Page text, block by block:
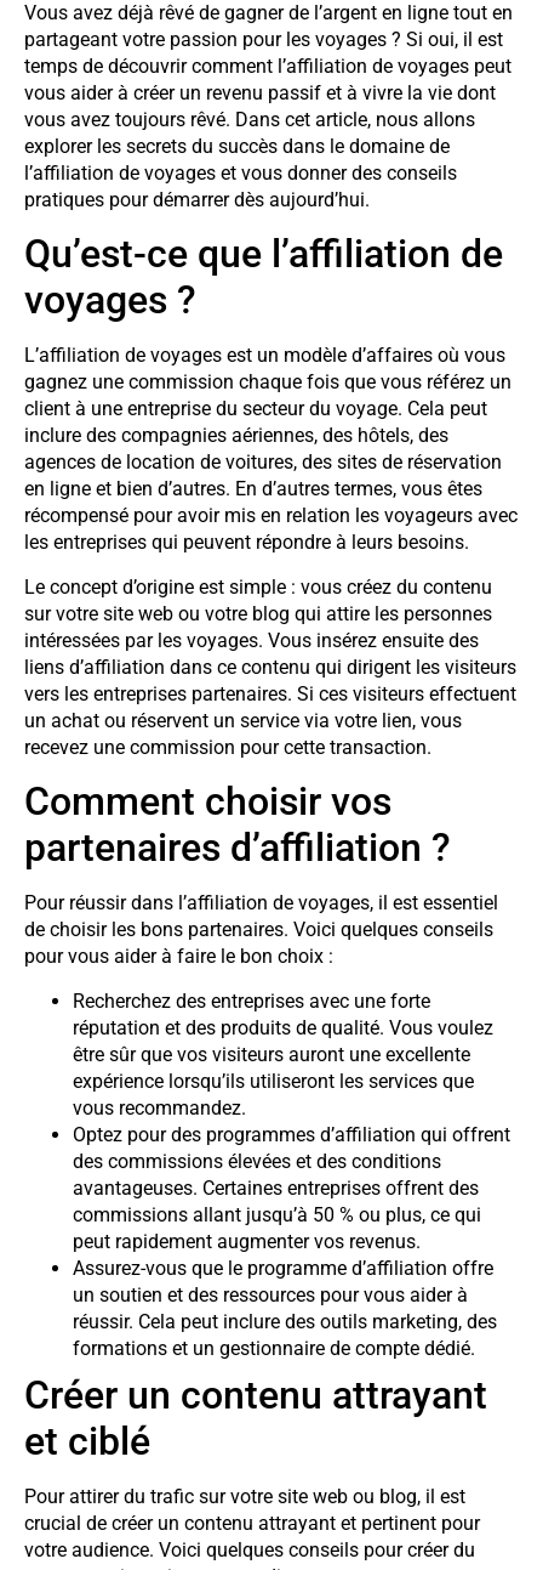
Vous avez déjà rêvé de gagner de l’argent en ligne tout en
partageant votre passion pour les voyages ? Si oui, il est
temps de découvrir comment l’affiliation de voyages peut
vous aider à créer un revenu passif et à vivre la vie dont
vous avez toujours rêvé. Dans cet article, nous allons
explorer les secrets du succès dans le domaine de
l’affiliation de voyages et vous donner des conseils
pratiques pour démarrer dès aujourd’hui.
Qu’est-ce que l’affiliation de
voyages ?
L’affiliation de voyages est un modèle d’affaires où vous
gagnez une commission chaque fois que vous référez un
client à une entreprise du secteur du voyage. Cela peut
inclure des compagnies aériennes, des hôtels, des
agences de location de voitures, des sites de réservation
en ligne et bien d’autres. En d’autres termes, vous êtes
récompensé pour avoir mis en relation les voyageurs avec
les entreprises qui peuvent répondre à leurs besoins.
Le concept d’origine est simple : vous créez du contenu
sur votre site web ou votre blog qui attire les personnes
intéressées par les voyages. Vous insérez ensuite des
liens d’affiliation dans ce contenu qui dirigent les visiteurs
vers les entreprises partenaires. Si ces visiteurs effectuent
un achat ou réservent un service via votre lien, vous
recevez une commission pour cette transaction.
Comment choisir vos
partenaires d’affiliation ?
Pour réussir dans l’affiliation de voyages, il est essentiel
de choisir les bons partenaires. Voici quelques conseils
pour vous aider à faire le bon choix :
Recherchez des entreprises avec une forte
réputation et des produits de qualité. Vous voulez
être sûr que vos visiteurs auront une excellente
expérience lorsqu’ils utiliseront les services que
vous recommandez.
Optez pour des programmes d’affiliation qui offrent
des commissions élevées et des conditions
avantageuses. Certaines entreprises offrent des
commissions allant jusqu’à 50 % ou plus, ce qui
peut rapidement augmenter vos revenus.
Assurez-vous que le programme d’affiliation offre
un soutien et des ressources pour vous aider à
réussir. Cela peut inclure des outils marketing, des
formations et un gestionnaire de compte dédié.
Créer un contenu attrayant
et ciblé
Pour attirer du trafic sur votre site web ou blog, il est
crucial de créer un contenu attrayant et pertinent pour
votre audience. Voici quelques conseils pour créer du